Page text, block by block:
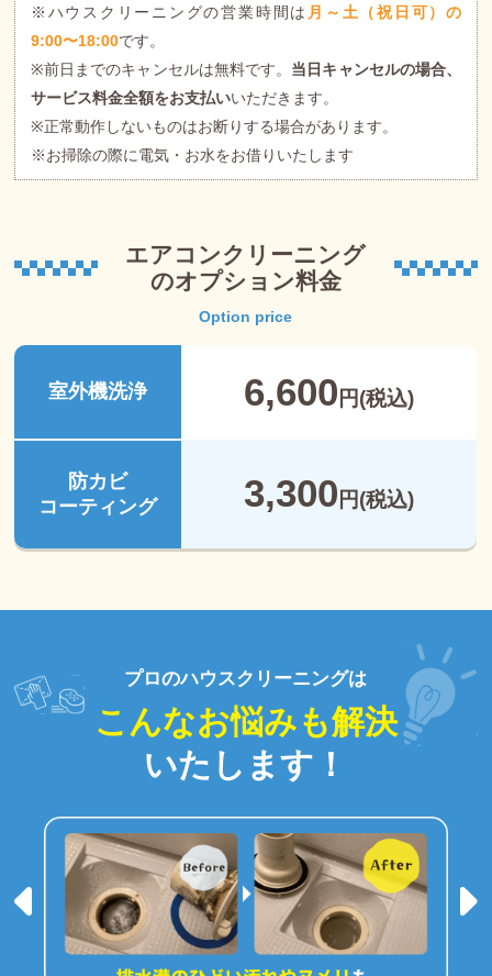
※ハウスクリーニングの営業時間は 月～土（祝日可）の
9:00〜18:00です。
※前日までのキャンセルは無料です。 当日キャンセルの場合、
サービス料金全額をお支払いいただきます。
※正常動作しないものはお断りする場合があります。
※お掃除の際に電気・お水をお借りいたします
エアコンクリーニング
のオプション料金
Option price
室外機洗浄 6,600 円(税込)
防カビ
コーティング
3,300 円(税込)
プロのハウスクリーニングは
こんなお悩みも解決
いたします！